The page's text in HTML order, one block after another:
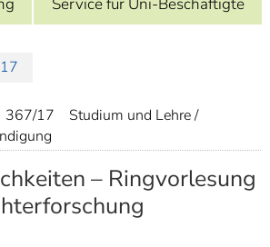
7]
Informationen zur
367/17
Studium und Lehre /
– Ringvorlesung